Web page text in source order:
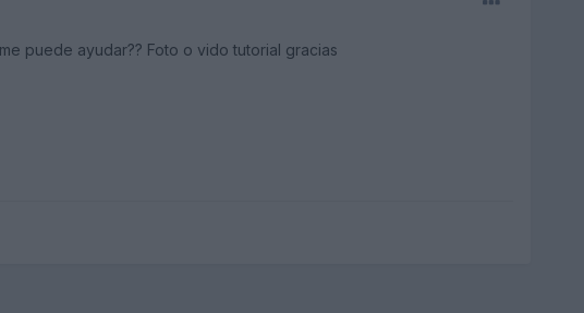
puede ayudar?? Foto o vido tutorial gracias